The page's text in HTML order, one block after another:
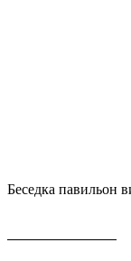
Беседка павильон